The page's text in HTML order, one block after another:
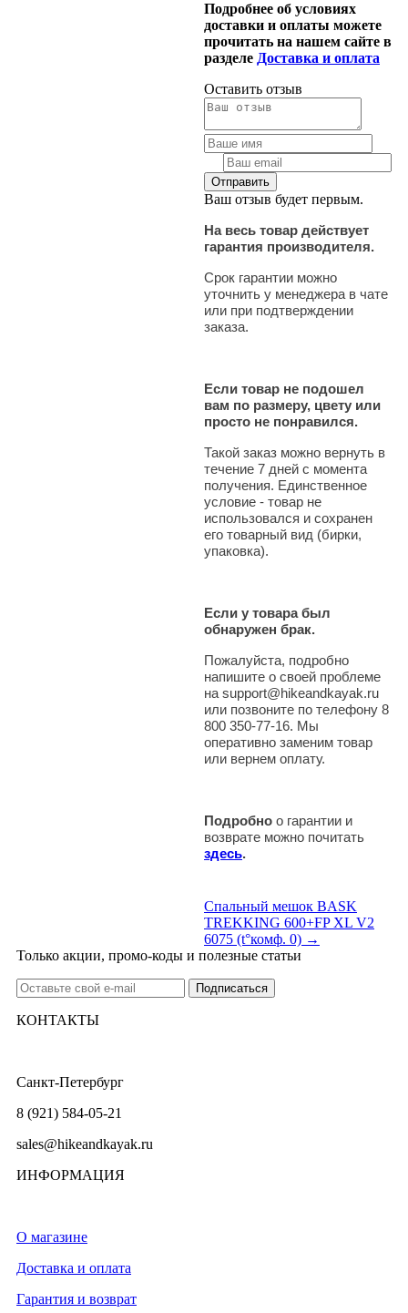
Подробнее об условиях
доставки и оплаты можете
прочитать на нашем сайте в
разделе Доставка и оплата
Оставить отзыв
Ваш отзыв будет первым.
На весь товар действует
гарантия производителя.
Срок гарантии можно
уточнить у менеджера в чате
или при подтверждении
заказа.
Если товар не подошел
вам по размеру, цвету или
просто не понравился.
Такой заказ можно вернуть в
течение 7 дней с момента
получения. Единственное
условие - товар не
использовался и сохранен
его товарный вид (бирки,
упаковка).
Если у товара был
обнаружен брак.
Пожалуйста, подробно
напишите о своей проблеме
на support@hikeandkayak.ru
или позвоните по телефону 8
800 350-77-16. Мы
оперативно заменим товар
или вернем оплату.
Подробно о гарантии и
возврате можно почитать
здесь.
Спальный мешок BASK
TREKKING 600+FP XL V2
6075 (t°комф. 0) →
Только акции, промо-коды и полезные статьи
КОНТАКТЫ
Санкт-Петербург
8 (921) 584-05-21
sales@hikeandkayak.ru
ИНФОРМАЦИЯ
О магазине
Доставка и оплата
Гарантия и возврат